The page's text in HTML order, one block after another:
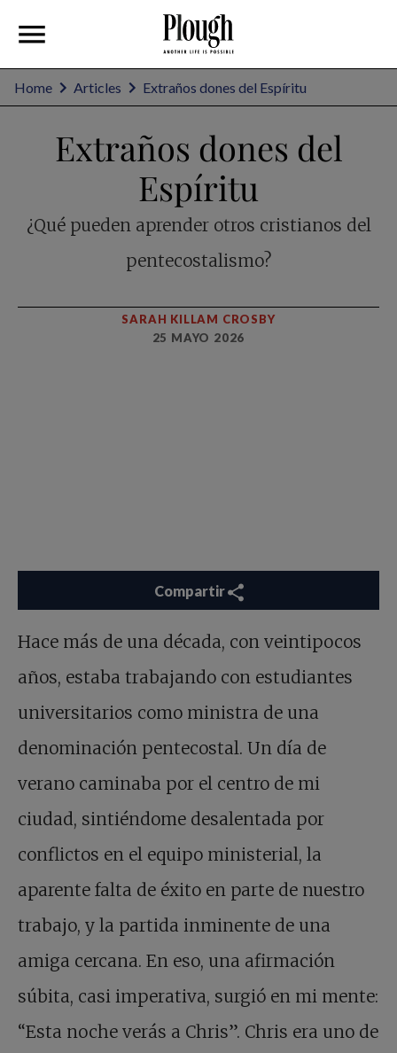
Home Articles Extraños dones del Espíritu
Extraños dones del
Espíritu
¿Qué pueden aprender otros cristianos del
pentecostalismo?
SARAH KILLAM CROSBY
25 MAYO 2026
Compartir
Hace más de una década, con veintipocos
años, estaba trabajando con estudiantes
universitarios como ministra de una
denominación pentecostal. Un día de
verano caminaba por el centro de mi
ciudad, sintiéndome desalentada por
conflictos en el equipo ministerial, la
aparente falta de éxito en parte de nuestro
trabajo, y la partida inminente de una
amiga cercana. En eso, una afirmación
súbita, casi imperativa, surgió en mi mente:
“Esta noche verás a Chris”. Chris era uno de